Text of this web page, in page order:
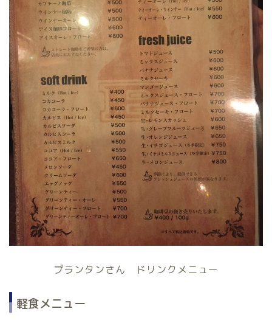
プランタンさん ドリンクメニュー
軽食メニュー